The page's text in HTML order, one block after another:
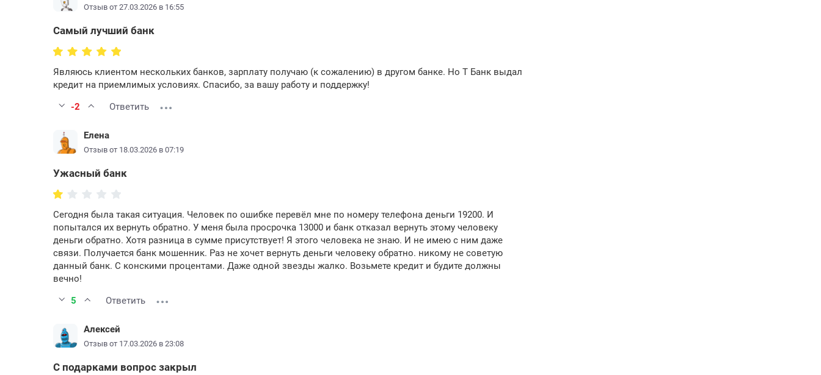
Отзыв от 27.03.2026 в 16:55
Самый лучший банк
Являюсь клиентом нескольких банков, зарплату получаю (к сожалению) в другом банке. Но Т Банк выдал
кредит на приемлимых условиях. Спасибо, за вашу работу и поддержку!
-2
Ответить
Елена
Отзыв от 18.03.2026 в 07:19
Ужасный банк
Сегодня была такая ситуация. Человек по ошибке перевёл мне по номеру телефона деньги 19200. И
попытался их вернуть обратно. У меня была просрочка 13000 и банк отказал вернуть этому человеку
деньги обратно. Хотя разница в сумме присутствует! Я этого человека не знаю. И не имею с ним даже
связи. Получается банк мошенник. Раз не хочет вернуть деньги человеку обратно. никому не советую
данный банк. С конскими процентами. Даже одной звезды жалко. Возьмете кредит и будите должны
вечно!
5
Ответить
Алексей
Отзыв от 17.03.2026 в 23:08
С подарками вопрос закрыл